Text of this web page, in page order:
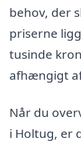
behov, der
priserne
tusinde
afhængigt
Når du
i Holtug, er